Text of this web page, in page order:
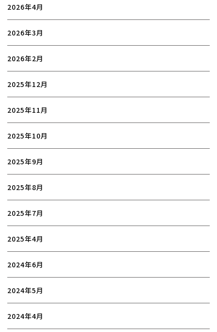
2026年4月
2026年3月
2026年2月
2025年12月
2025年11月
2025年10月
2025年9月
2025年8月
2025年7月
2025年4月
2024年6月
2024年5月
2024年4月